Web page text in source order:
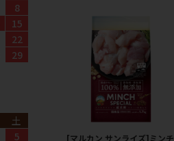
[マルカン サンライズ]ミンチ
8
15
22
29
土
5